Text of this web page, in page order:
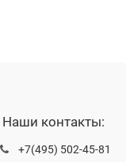
Наши контакты:
+7(495) 502-45-81